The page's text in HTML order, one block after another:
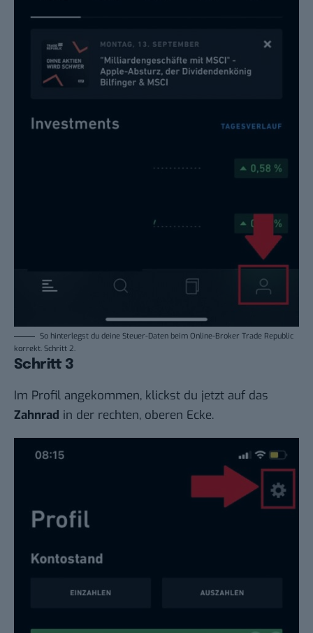
So hinterlegst du deine Steuer-Daten beim Online-Broker Trade Republic
korrekt. Schritt 2.
Schritt 3
Im Profil angekommen, klickst du jetzt auf das
Zahnrad in der rechten, oberen Ecke.